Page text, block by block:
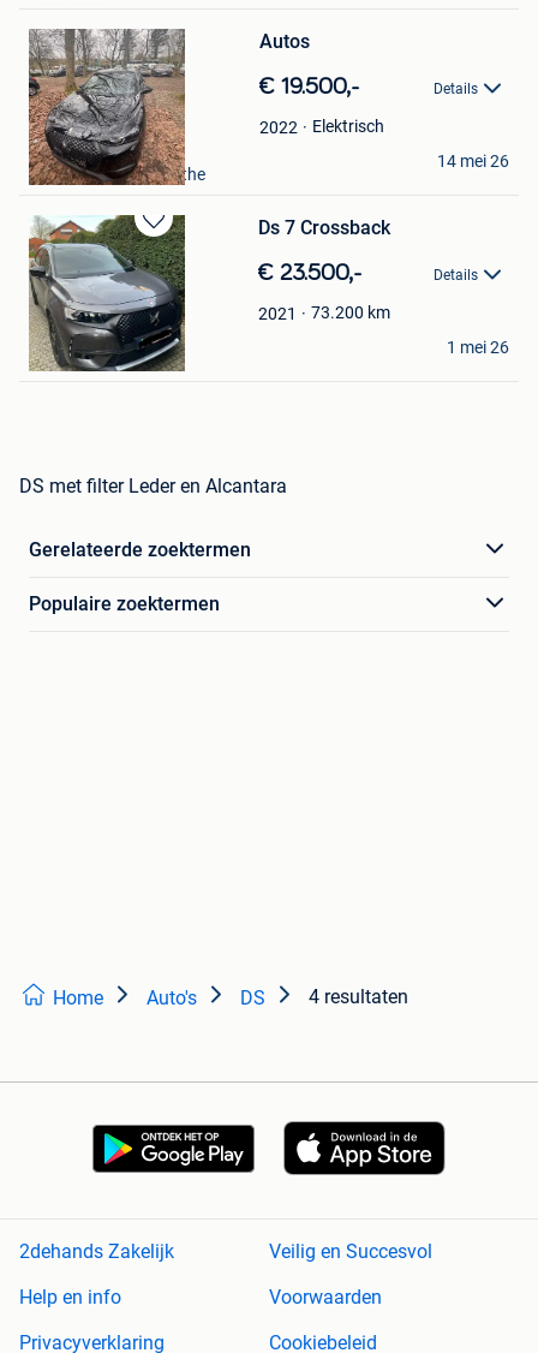
Mijn
Favorieten
Autos
€ 19.500,- Details
2022
Elektrisch
Aziz
Berchem-Sainte-Agathe
14 mei 26
Bewaren
in
Mijn
Favorieten
Ds 7 Crossback
€ 23.500,- Details
2021 73.200 km
Eline hendriks
Overpelt
1 mei 26
DS met filter Leder en Alcantara
Gerelateerde zoektermen
Populaire zoektermen
Home Auto's DS 4 resultaten
2dehands Zakelijk
Veilig en Succesvol
Help en info
Voorwaarden
Privacyverklaring
Cookiebeleid